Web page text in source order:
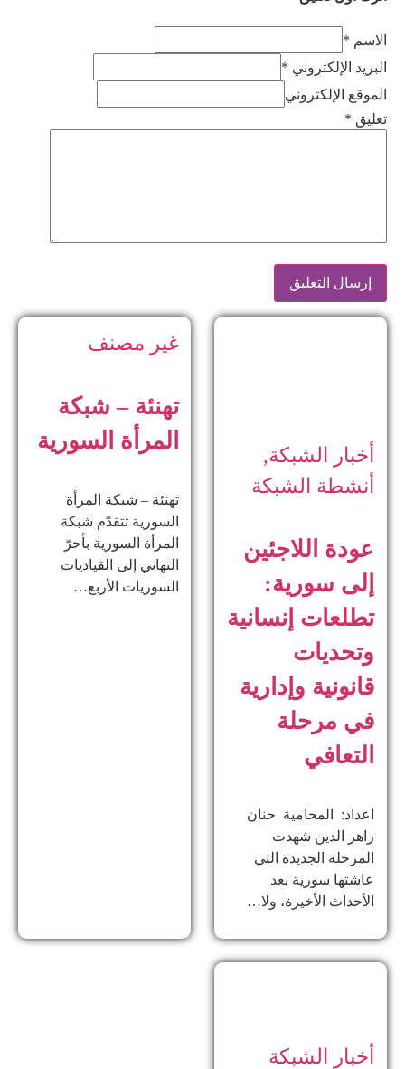
الاسم *
البريد الإلكتروني *
الموقع الإلكتروني
تعليق *
أخبار الشبكة,
أنشطة الشبكة
عودة اللاجئين
إلى سورية:
تطلعات إنسانية
وتحديات
قانونية وإدارية
في مرحلة
التعافي
اعداد: المحامية حنان
زاهر الدين ​شهدت
المرحلة الجديدة التي
عاشتها سورية بعد
الأحداث الأخيرة، ولا…
غير مصنف
تهنئة – شبكة
المرأة السورية
تهنئة – شبكة المرأة
السورية تتقدّم شبكة
المرأة السورية بأحرّ
التهاني إلى القياديات
السوريات الأربع…
أخبار الشبكة